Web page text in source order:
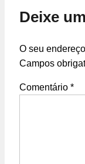
Deixe
O seu
Campos
Comentário *